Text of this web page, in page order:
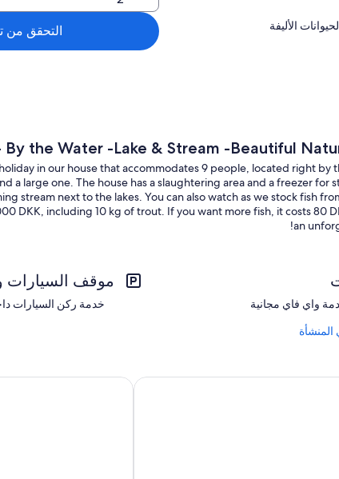
الأليفة
التحقق من
By the Water -Lake & Stream -Beautiful
in our house that accommodates 9 people, located right by
a large one. The house has a slaughtering area and a freezer for
stream next to the lakes. You can also watch as we stock fish
DKK, including 10 kg of trout. If you want more fish, it costs 80
an
واي فاي مجانية
موقف السيارات
خدمة ركن السيارات
جايمس جارنر هوتل كيل -